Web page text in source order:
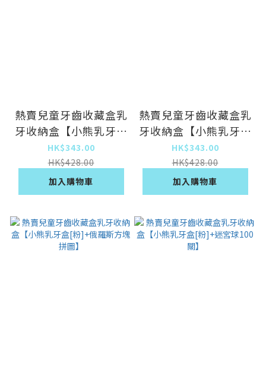
熱賣兒童牙齒收藏盒乳
牙收納盒【小熊乳牙盒
[粉]+小粉雞自律打卡
器】
HK$343.00
HK$428.00
加入購物車
熱賣兒童牙齒收藏盒乳
牙收納盒【小熊乳牙盒
[藍]+迷宮球100關】
HK$343.00
HK$428.00
加入購物車